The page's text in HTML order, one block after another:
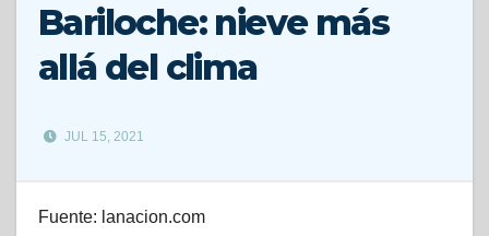
Bariloche: nieve más
allá del clima
JUL 15, 2021
Fuente: lanacion.com